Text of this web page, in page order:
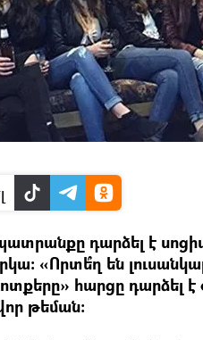
դարձել է
«Որտե՞ղ են
հարցը դարձել
թեման։